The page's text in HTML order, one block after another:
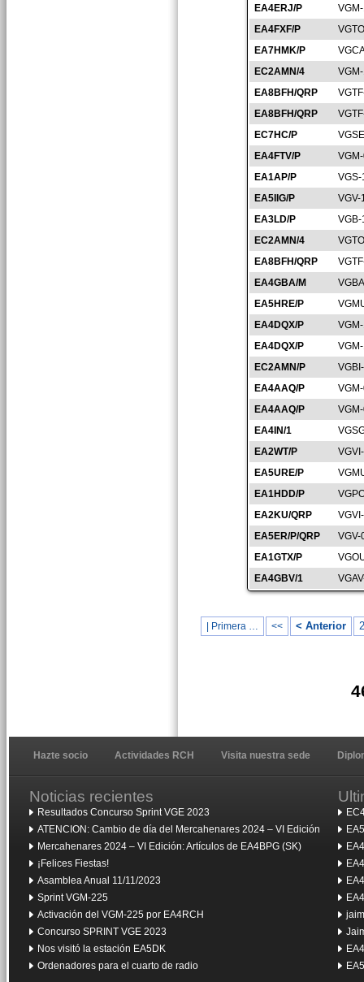
EA4ERJ/P
EA4FXF/P
EA7HMK/P
EC2AMN/4
EA8BFH/QRP
EA8BFH/QRP
EC7HC/P
EA4FTV/P
EA1AP/P
EA5IIG/P
VGV-
EA3LD/P
EC2AMN/4
EA8BFH/QRP
EA4GBA/M
EA5HRE/P
EA4DQX/P
EA4DQX/P
EC2AMN/P
EA4AAQ/P
EA4AAQ/P
EA4IN/1
EA2WT/P
EA5URE/P
EA1HDD/P
EA2KU/QRP
EA5ER/P/QRP
VGV-
EA1GTX/P
EA4GBV/1
| Primera … << < Anterior
Hazte socio Actividades RCH Visita nuestra sede
Noticias recientes
Resultados Concurso Sprint VGE 2023
ATENCION: Cambio de día del Mercahenares 2024 – VI Edición
Mercahenares 2024 – VI Edición: Artículos de EA4BPG (SK)
¡Felices Fiestas!
Asamblea Anual 11/11/2023
Sprint VGM-225
Activación del VGM-225 por EA4RCH
Concurso SPRINT VGE 2023
Nos visitó la estación EA5DK
Ordenadores para el cuarto de radio